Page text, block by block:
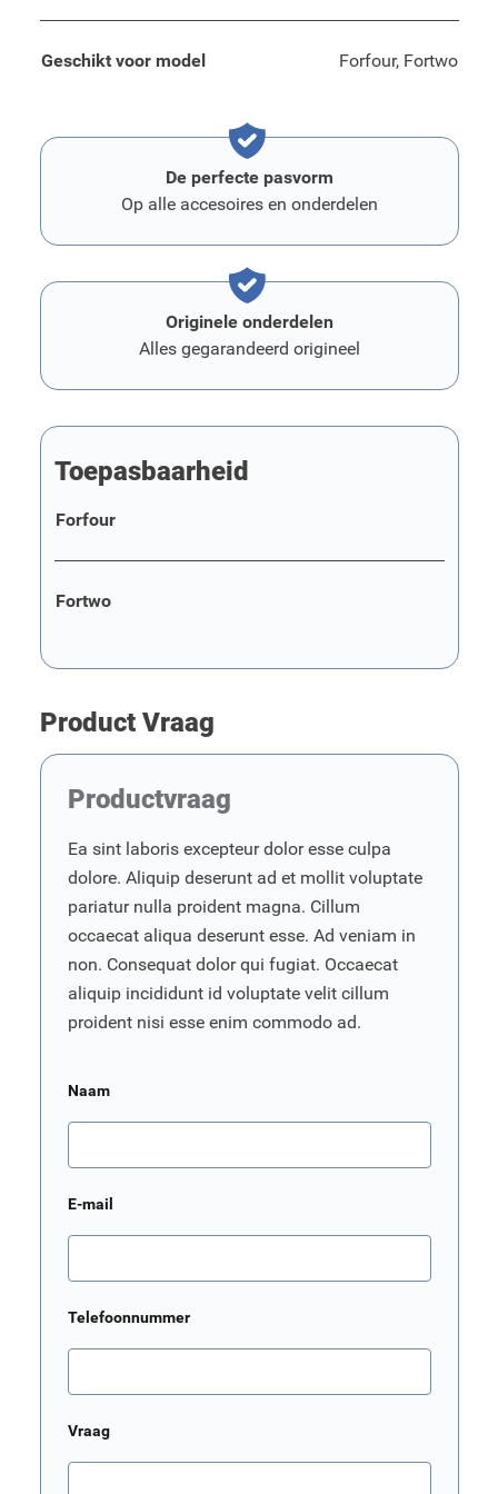
Geschikt voor model Forfour, Fortwo
De perfecte pasvorm
Op alle accesoires en onderdelen
Originele onderdelen
Alles gegarandeerd origineel
Toepasbaarheid
Forfour
Fortwo
Product Vraag
Productvraag
Ea sint laboris excepteur dolor esse culpa
dolore. Aliquip deserunt ad et mollit voluptate
pariatur nulla proident magna. Cillum
occaecat aliqua deserunt esse. Ad veniam in
non. Consequat dolor qui fugiat. Occaecat
aliquip incididunt id voluptate velit cillum
proident nisi esse enim commodo ad.
Naam
E-mail
Telefoonnummer
Vraag